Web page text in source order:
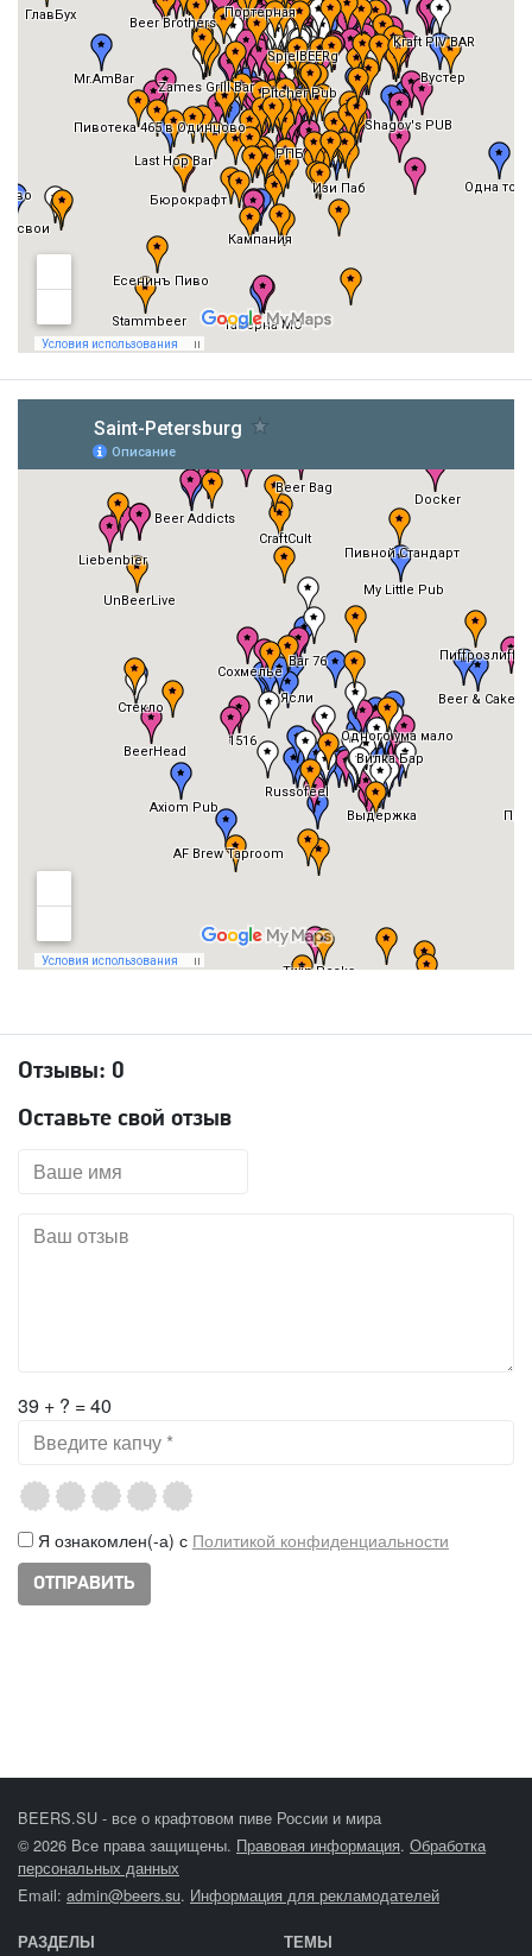
Отзывы: 0
Оставьте свой отзыв
39 + ? = 40
Я ознакомлен(-а) с Политикой конфиденциальности
BEERS.SU - все о крафтовом пиве России и мира
© 2026 Все права защищены. Правовая информация. Обработка
персональных данных
Email: admin@beers.su. Информация для рекламодателей
РАЗДЕЛЫ ТЕМЫ